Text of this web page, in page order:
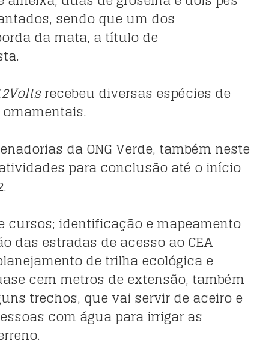
sendo que um dos
da mata, a título de
recebeu diversas espécies de
da ONG Verde, também neste
para conclusão até o início
cursos; identificação e mapeamento
das estradas de acesso ao CEA
de trilha ecológica e
cem metros de extensão, também
trechos, que vai servir de aceiro e
com água para irrigar as